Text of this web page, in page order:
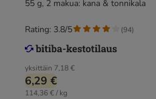
55 g, 2 makua: kana & tonnikala
yksittäin 7,18 €
6,29 €
114,36 € / kg
Rating: 3.8/5 (94)